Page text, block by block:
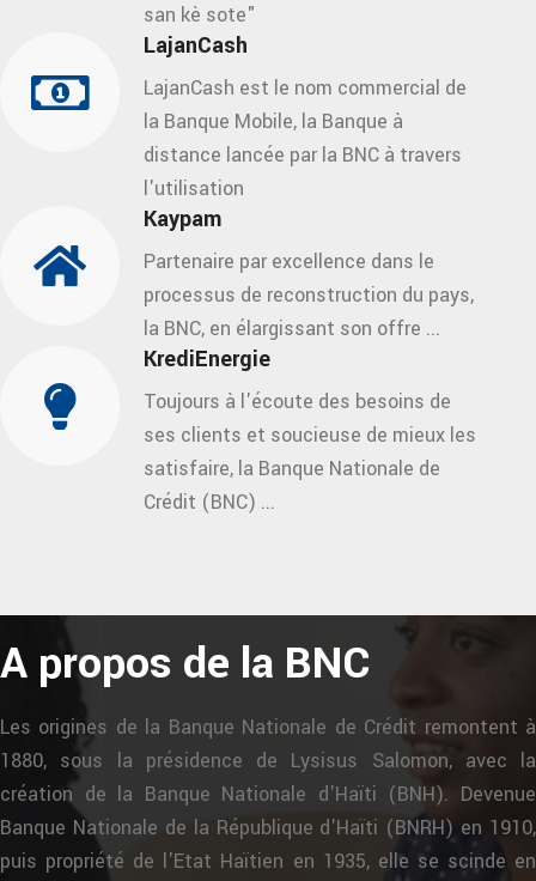
san kè sote"
LajanCash
LajanCash est le nom commercial de
la Banque Mobile, la Banque à
distance lancée par la BNC à travers
l'utilisation
Kaypam
Partenaire par excellence dans le
processus de reconstruction du pays,
la BNC, en élargissant son offre ...
KrediEnergie
Toujours à l'écoute des besoins de
ses clients et soucieuse de mieux les
satisfaire, la Banque Nationale de
Crédit (BNC) ...
A propos de la BNC
Les origines de la Banque Nationale de Crédit remontent à
1880, sous la présidence de Lysisus Salomon, avec la
création de la Banque Nationale d'Haïti (BNH). Devenue
Banque Nationale de la République d'Haïti (BNRH) en 1910,
puis propriété de l'Etat Haïtien en 1935, elle se scinde en